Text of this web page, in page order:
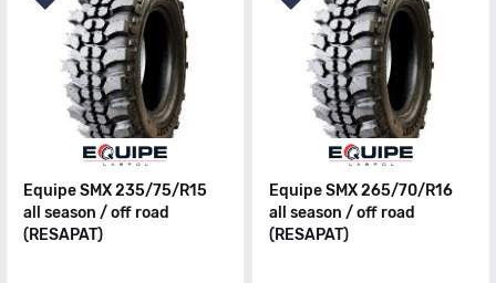
Equipe SMX 235/75/R15
all season / off road
(RESAPAT)
Equipe SMX 265/70/R16
all season / off road
(RESAPAT)